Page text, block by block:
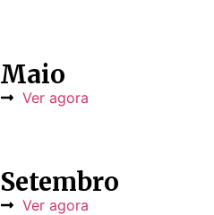
Maio
Ver agora
Setembro
Ver agora